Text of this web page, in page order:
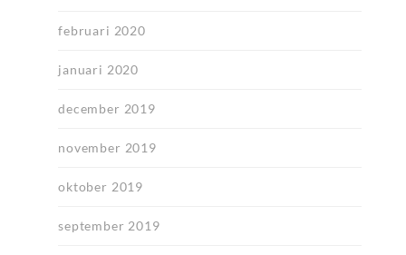
februari 2020
januari 2020
december 2019
november 2019
oktober 2019
september 2019